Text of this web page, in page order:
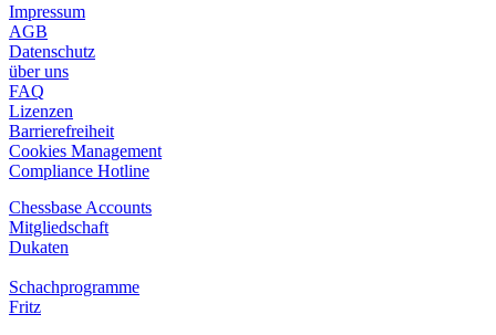
Impressum
AGB
Datenschutz
über uns
FAQ
Lizenzen
Barrierefreiheit
Cookies Management
Compliance Hotline
Chessbase Accounts
Mitgliedschaft
Dukaten
Schachprogramme
Fritz